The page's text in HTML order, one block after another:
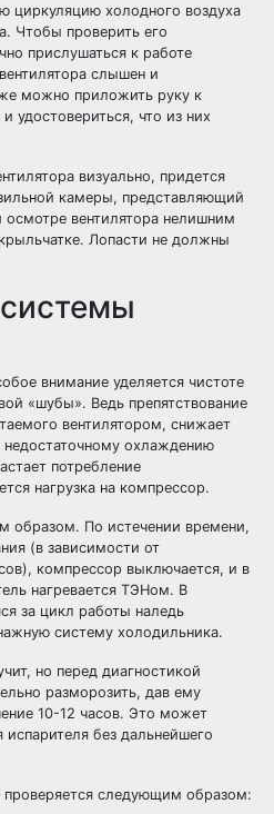
циркуляцию холодного воздуха
Чтобы проверить его
прислушаться к работе
слышен и
можно приложить руку к
удостовериться, что из них
визуально, придется
камеры, представляющий
вентилятора нелишним
Лопасти не должны
внимание уделяется чистоте
«шубы». Ведь препятствование
вентилятором, снижает
недостаточному охлаждению
потребление
нагрузка на компрессор.
образом. По истечении времени,
(в зависимости от
компрессор выключается, и в
нагревается ТЭНом. В
за цикл работы наледь
систему холодильника.
но перед диагностикой
разморозить, дав ему
10-12 часов. Это может
без дальнейшего
проверяется следующим образом: